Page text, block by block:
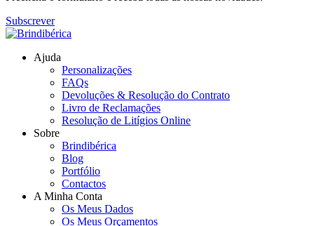
Subscrever
Ajuda
Personalizações
FAQs
Devoluções & Resolução do Contrato
Livro de Reclamações
Resolução de Litígios Online
Sobre
Brindibérica
Blog
Portfólio
Contactos
A Minha Conta
Os Meus Dados
Os Meus Orçamentos